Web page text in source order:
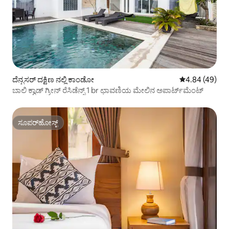
ದೆನ್ಪಸರ್ ದಕ್ಷಿಣ ನಲ್ಲಿ ಕಾಂಡೋ 5 ರಲ್ಲಿ 4.84
4.84 (49)
ಬಾಲಿ ಕ್ವಾಡ್ ಗ್ರೀನ್ ರೆಸಿಡೆನ್ಸ್ 1 br ಛಾವಣಿಯ ಮೇಲಿನ ಅಪಾರ್ಟ್‌ಮೆಂಟ್
ಸೂಪರ್‌ಹೋಸ್ಟ್
ಸೂಪರ್‌ಹೋಸ್ಟ್